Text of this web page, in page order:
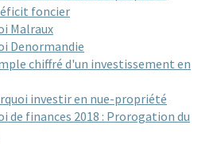
foncier
Malraux
Denormandie
chiffré d'un investissement en
investir en nue-propriété
de finances 2018 : Prorogation du